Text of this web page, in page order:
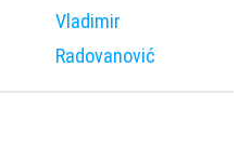
Vladimir
Radovanović